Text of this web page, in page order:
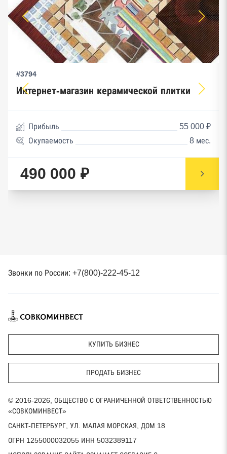
#3794
Интернет-магазин керамической плитки
Прибыль
55 000 ₽
Окупаемость
8 мес.
490 000 ₽
Звонки по России: +7(800)-222-45-12
КУПИТЬ БИЗНЕС
ПРОДАТЬ БИЗНЕС
© 2016-2026, ОБЩЕСТВО С ОГРАНИЧЕННОЙ ОТВЕТСТВЕННОСТЬЮ
«СОВКОМИНВЕСТ»
САНКТ-ПЕТЕРБУРГ, УЛ. МАЛАЯ МОРСКАЯ, ДОМ 18
ОГРН 1255000032055 ИНН 5032389117